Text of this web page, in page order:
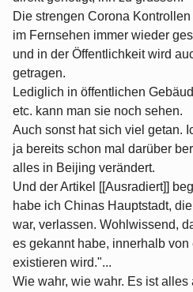
Die strengen Corona
im Fernsehen immer wieder
und in der Öffentlichkeit wird
getragen.
Lediglich in öffentlichen
etc. kann man sie noch sehen.
Auch sonst hat sich viel getan.
ja bereits schon mal darüber
alles in Beijing verändert.
Und der Artikel [[Ausradiert]]
habe ich Chinas Hauptstadt,
war, verlassen. Wohlwissend,
es gekannt habe, innerhalb
existieren wird."...
Wie wahr, wie wahr. Es ist alles